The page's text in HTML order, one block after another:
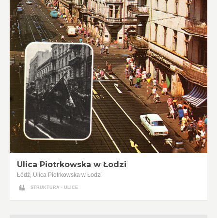
Ulica Piotrkowska w Łodzi
Łódź, Ulica Piotrkowska w Łodzi
STRUKTURA - ULICE